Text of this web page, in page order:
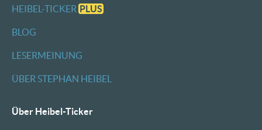
HEIBEL-TICKER PLUS
BLOG
LESERMEINUNG
ÜBER STEPHAN HEIBEL
Über Heibel-Ticker